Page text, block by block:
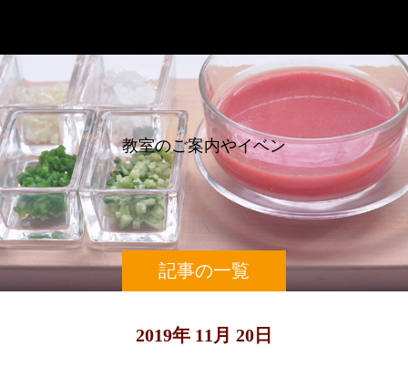
記事の一覧
教室のご案内やイベント
2019年 11月 20日